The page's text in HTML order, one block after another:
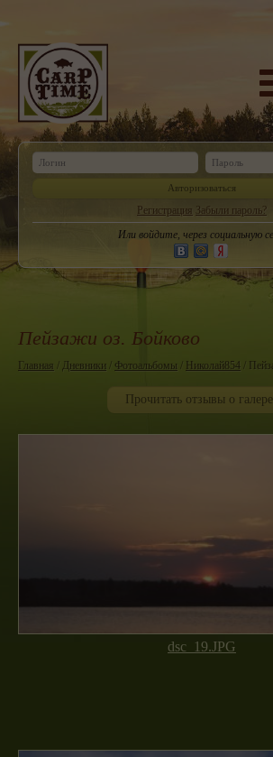
Авторизоваться
Регистрация Забыли пароль?
Или войдите, через социальную
Пейзажи оз. Бойково
Главная / Дневники / Фотоальбомы / Николай854 /
Прочитать отзывы о
dsc_19.JPG